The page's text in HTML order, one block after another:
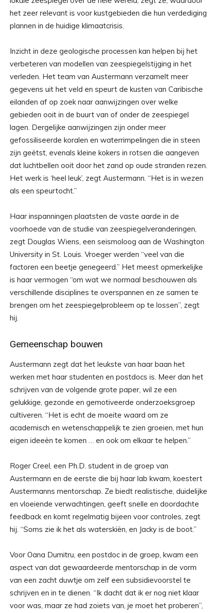
het zeer relevant is voor kustgebieden die hun verdediging
plannen in de huidige klimaatcrisis.
Inzicht in deze geologische processen kan helpen bij het
verbeteren van modellen van zeespiegelstijging in het
verleden. Het team van Austermann verzamelt meer
gegevens uit het veld en speurt de kusten van Caribische
eilanden af ​​op zoek naar aanwijzingen over welke
gebieden ooit in de buurt van of onder de zeespiegel
lagen. Dergelijke aanwijzingen zijn onder meer
gefossiliseerde koralen en waterrimpelingen die in steen
zijn geëtst, evenals kleine kokers in rotsen die aangeven
dat luchtbellen ooit door het zand op oude stranden rezen.
Het werk is ‘heel leuk’, zegt Austermann. “Het is in wezen
als een speurtocht.”
Haar inspanningen plaatsten de vaste aarde in de
voorhoede van de studie van zeespiegelveranderingen,
zegt Douglas Wiens, een seismoloog aan de Washington
University in St. Louis. Vroeger werden “veel van die
factoren een beetje genegeerd.” Het meest opmerkelijke
is haar vermogen “om wat we normaal beschouwen als
verschillende disciplines te overspannen en ze samen te
brengen om het zeespiegelprobleem op te lossen”, zegt
hij.
Gemeenschap bouwen
Austermann zegt dat het leukste van haar baan het
werken met haar studenten en postdocs is. Meer dan het
schrijven van de volgende grote paper, wil ze een
gelukkige, gezonde en gemotiveerde onderzoeksgroep
cultiveren. “Het is echt de moeite waard om ze
academisch en wetenschappelijk te zien groeien, met hun
eigen ideeën te komen … en ook om elkaar te helpen.”
Roger Creel, een Ph.D. student in de groep van
Austermann en de eerste die bij haar lab kwam, koestert
Austermanns mentorschap. Ze biedt realistische, duidelijke
en vloeiende verwachtingen, geeft snelle en doordachte
feedback en komt regelmatig bijeen voor controles, zegt
hij. “Soms zie ik het als waterskiën, en Jacky is de boot.”
Voor Oana Dumitru, een postdoc in de groep, kwam een ​​
aspect van dat gewaardeerde mentorschap in de vorm
van een zacht duwtje om zelf een subsidievoorstel te
schrijven en in te dienen. “Ik dacht dat ik er nog niet klaar
voor was, maar ze had zoiets van, je moet het proberen”,